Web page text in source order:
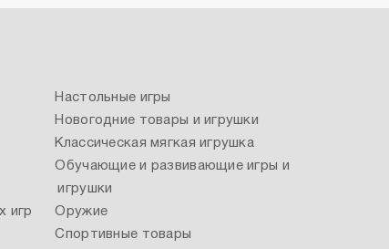
игр
Настольные игры
Новогодние товары и игрушки
Классическая мягкая игрушка
Обучающие и развивающие игры и
игрушки
Оружие
Спортивные товары